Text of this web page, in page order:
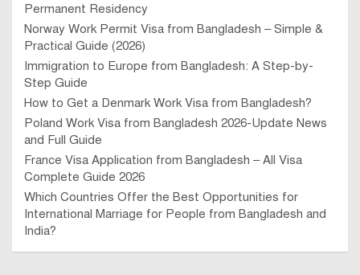
Permanent Residency
Norway Work Permit Visa from Bangladesh – Simple &
Practical Guide (2026)
Immigration to Europe from Bangladesh: A Step-by-
Step Guide
How to Get a Denmark Work Visa from Bangladesh?
Poland Work Visa from Bangladesh 2026-Update News
and Full Guide
France Visa Application from Bangladesh – All Visa
Complete Guide 2026
Which Countries Offer the Best Opportunities for
International Marriage for People from Bangladesh and
India?